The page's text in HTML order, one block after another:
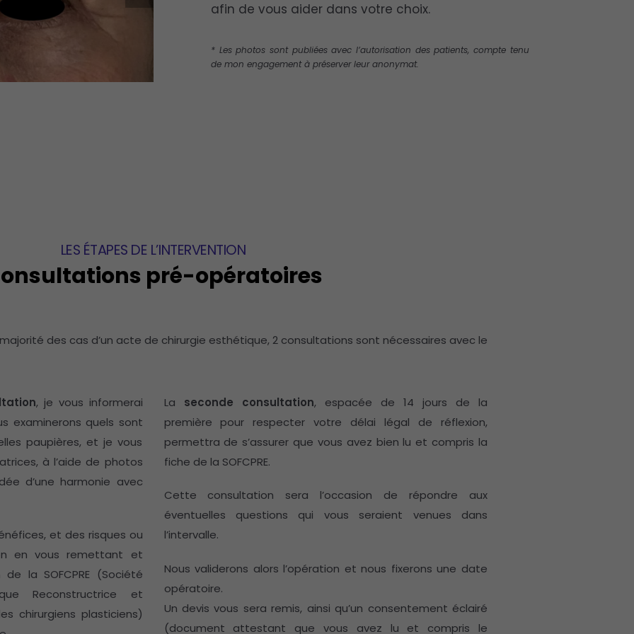
afin de vous aider dans votre choix.
* Les photos sont publiées avec l’autorisation des patients, compte tenu
de mon engagement à préserver leur anonymat.
LES ÉTAPES DE L’INTERVENTION
pré-opératoires
des cas d’un acte de chirurgie esthétique, 2 consultations sont nécessaires avec le
, je vous informerai
examinerons quels sont
paupières, et je vous
à l’aide de photos
d’une harmonie avec
et des risques ou
en vous remettant et
la SOFCPRE (Société
Reconstructrice et
chirurgiens plasticiens)
La seconde consultation, espacée de 14 jours de la
première pour respecter votre délai légal de réflexion,
permettra de s’assurer que vous avez bien lu et compris la
fiche de la SOFCPRE.
Cette consultation sera l’occasion de répondre aux
éventuelles questions qui vous seraient venues dans
l’intervalle.
Nous validerons alors l’opération et nous fixerons une date
opératoire.
Un devis vous sera remis, ainsi qu’un consentement éclairé
(document attestant que vous avez lu et compris le